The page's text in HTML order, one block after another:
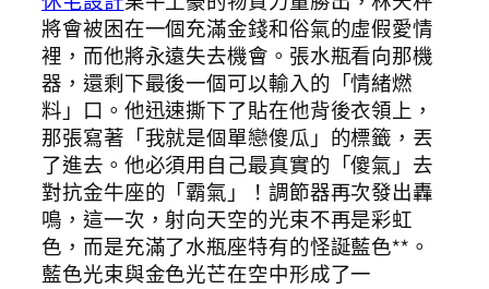
將會被困在一個充滿金錢和俗氣的虛假愛情
裡，而他將永遠失去機會。張水瓶看向那機
器，還剩下最後一個可以輸入的「情緒燃
料」口。他迅速撕下了貼在他背後衣領上，
那張寫著「我就是個單戀傻瓜」的標籤，丟
了進去。他必須用自己最真實的「傻氣」去
對抗金牛座的「霸氣」！調節器再次發出轟
鳴，這一次，射向天空的光束不再是彩虹
色，而是充滿了水瓶座特有的怪誕藍色**。
藍色光束與金色光芒在空中形成了一